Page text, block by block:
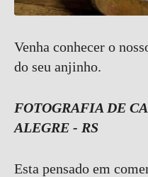
Venha conhecer o
do seu anjinho.
FOTOGRAFIA DE
ALEGRE - RS
Esta pensado em